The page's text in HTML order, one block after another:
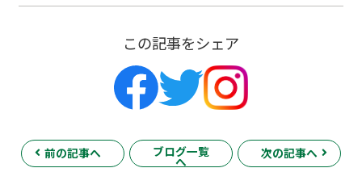
この記事をシェア
前の記事へ ブログ一覧
へ
次の記事へ